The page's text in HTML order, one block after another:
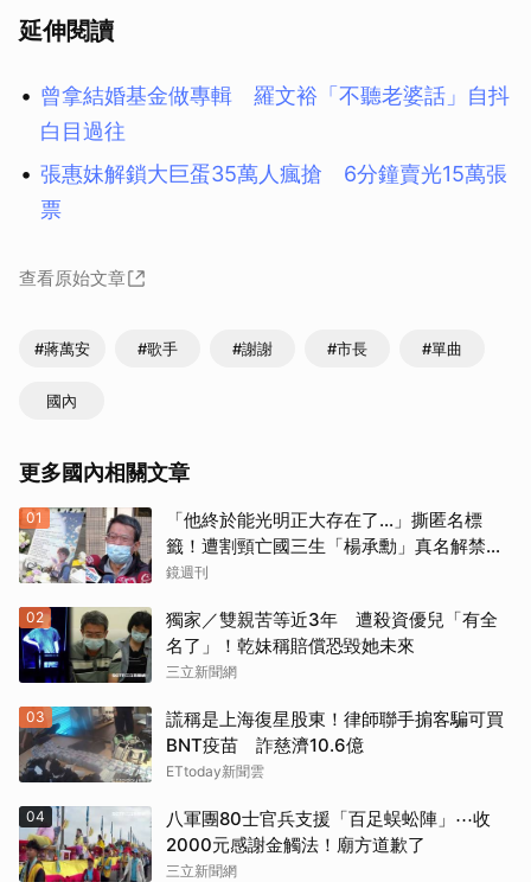
延伸閱讀
曾拿結婚基金做專輯 羅文裕「不聽老婆話」自抖
白目過往
張惠妹解鎖大巨蛋35萬人瘋搶 6分鐘賣光15萬張
票
查看原始文章
#蔣萬安 #歌手 #謝謝 #市長 #單曲
國內
更多國內相關文章
01
「他終於能光明正大存在了...」撕匿名標
籤！遭割頸亡國三生「楊承勳」真名解禁
乾妹法庭抗辯引眾怒
鏡週刊
02
獨家／雙親苦等近3年 遭殺資優兒「有全
名了」！乾妹稱賠償恐毀她未來
三立新聞網
03
謊稱是上海復星股東！律師聯手掮客騙可買
BNT疫苗 詐慈濟10.6億
ETtoday新聞雲
04
八軍團80士官兵支援「百足蜈蚣陣」⋯收
2000元感謝金觸法！廟方道歉了
三立新聞網